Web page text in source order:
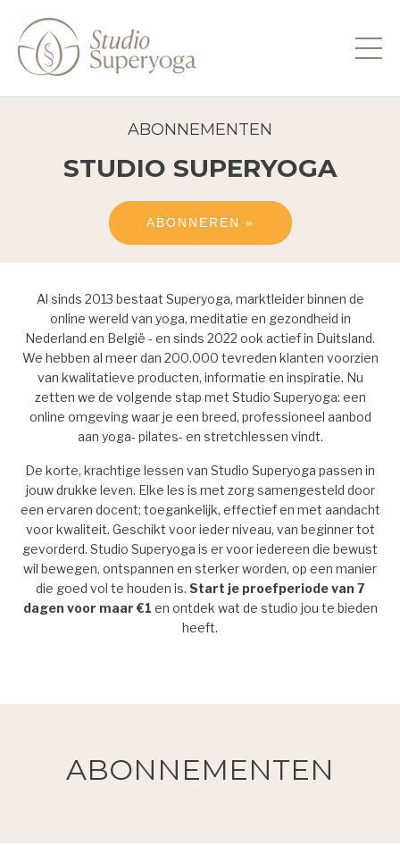
ABONNEMENTEN
STUDIO SUPERYOGA
ABONNEREN »
Al sinds 2013 bestaat Superyoga, marktleider binnen de
online wereld van yoga, meditatie en gezondheid in
Nederland en België - en sinds 2022 ook actief in Duitsland.
We hebben al meer dan 200.000 tevreden klanten voorzien
van kwalitatieve producten, informatie en inspiratie. Nu
zetten we de volgende stap met Studio Superyoga: een
online omgeving waar je een breed, professioneel aanbod
aan yoga- pilates- en stretchlessen vindt.
De korte, krachtige lessen van Studio Superyoga passen in
jouw drukke leven. Elke les is met zorg samengesteld door
een ervaren docent; toegankelijk, effectief en met aandacht
voor kwaliteit. Geschikt voor ieder niveau, van beginner tot
gevorderd. Studio Superyoga is er voor iedereen die bewust
wil bewegen, ontspannen en sterker worden, op een manier
die goed vol te houden is. Start je proefperiode van 7
dagen voor maar €1 en ontdek wat de studio jou te bieden
heeft.
ABONNEMENTEN